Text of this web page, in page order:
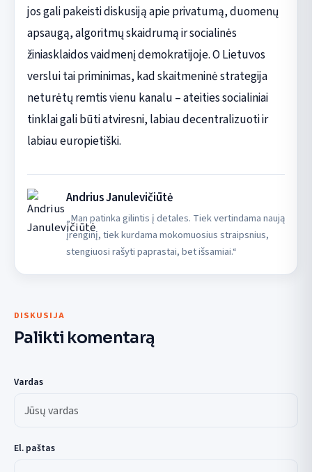
jos gali pakeisti diskusiją apie privatumą, duomenų
apsaugą, algoritmų skaidrumą ir socialinės
žiniasklaidos vaidmenį demokratijoje. O Lietuvos
verslui tai priminimas, kad skaitmeninė strategija
neturėtų remtis vienu kanalu – ateities socialiniai
tinklai gali būti atviresni, labiau decentralizuoti ir
labiau europietiški.
Andrius Janulevičiūtė
„Man patinka gilintis į detales. Tiek vertindama naują
įrenginį, tiek kurdama mokomuosius straipsnius,
stengiuosi rašyti paprastai, bet išsamiai.“
DISKUSIJA
Palikti komentarą
Vardas
El. paštas